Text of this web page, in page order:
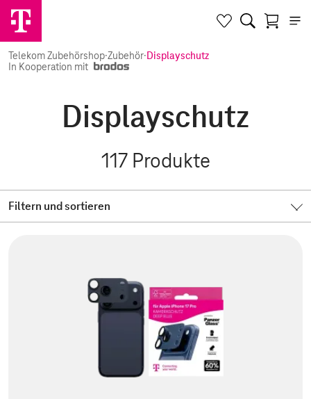
Telekom Zubehörshop·Zubehör·Displayschutz
In Kooperation mit
Displayschutz
117 Produkte
Filtern und sortieren